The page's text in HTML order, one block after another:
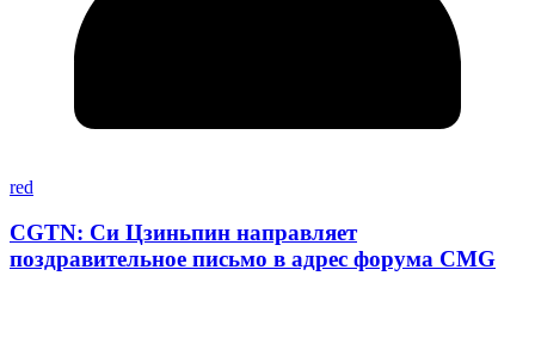
red
CGTN: Си Цзиньпин направляет
поздравительное письмо в адрес форума CMG